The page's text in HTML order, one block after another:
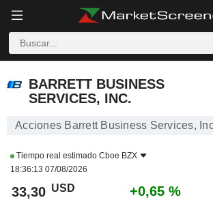
BARRETT BUSINESS
SERVICES, INC.
Acciones Barrett Business Services,
Tiempo real estimado Cboe BZX
18:36:13 07/08/2026
33,30 USD +0,65 %